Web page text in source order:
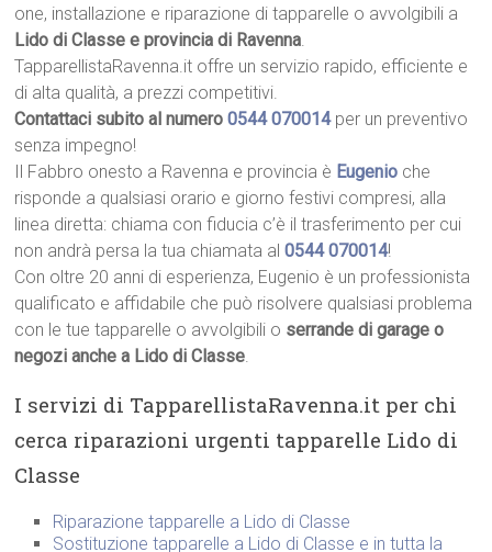
one, installazione e riparazione di tapparelle o avvolgibili a
Lido di Classe e provincia di Ravenna.
TapparellistaRavenna.it offre un servizio rapido, efficiente e
di alta qualità, a prezzi competitivi.
Contattaci subito al numero0544 070014per un preventivo
senza impegno!
Il Fabbro onesto a Ravenna e provincia è Eugenio che
risponde a qualsiasi orario e giorno festivi compresi, alla
linea diretta: chiama con fiducia c’è il trasferimento per cui
non andrà persa la tua chiamata al0544 070014!
Con oltre 20 anni di esperienza, Eugenio è un professionista
qualificato e affidabile che può risolvere qualsiasi problema
con le tue tapparelle o avvolgibili o serrande di garage o
negozi anche a Lido di Classe.
I servizi di TapparellistaRavenna.it per chi
cerca riparazioni urgenti tapparelle Lido di
Classe
Riparazione tapparelle a Lido di Classe
Sostituzione tapparelle a Lido di Classe e in tutta la